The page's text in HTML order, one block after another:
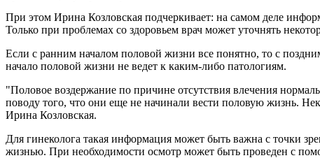
При этом Ирина Козловская подчеркивает: на самом деле
Только при проблемах со здоровьем врач может уточнять
Если с ранним началом половой жизни все понятно, то с
начало половой жизни не ведет к каким-либо патологиям.
"Половое воздержание по причине отсутствия влечения
поводу того, что они еще не начинали вести половую жизнь.
Ирина Козловская.
Для гинеколога такая информация может быть важна с точки
жизнью. При необходимости осмотр может быть проведен с